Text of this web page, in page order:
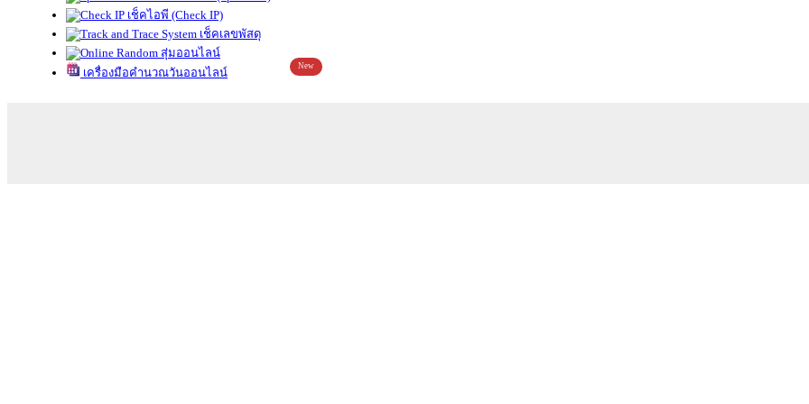
เช็คไอพี (Check IP)
เช็คเลขพัสดุ
สุ่มออนไลน์
เครื่องมือคำนวณวันออนไลน์
New